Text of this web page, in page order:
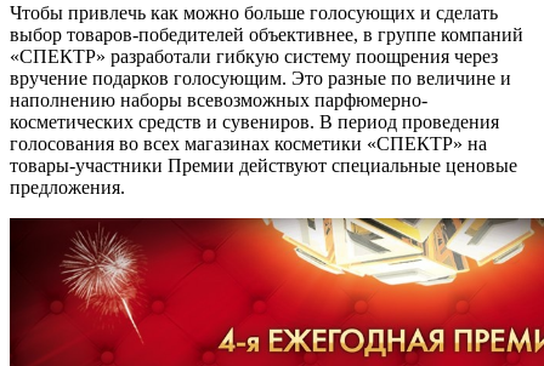
Чтобы привлечь как можно больше голосующих и сделать
выбор товаров-победителей объективнее, в группе компаний
«СПЕКТР» разработали гибкую систему поощрения через
вручение подарков голосующим. Это разные по величине и
наполнению наборы всевозможных парфюмерно-
косметических средств и сувениров. В период проведения
голосования во всех магазинах косметики «СПЕКТР» на
товары-участники Премии действуют специальные ценовые
предложения.